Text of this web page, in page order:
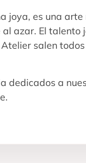
joya, es una
al azar. El
salen
dedicados a